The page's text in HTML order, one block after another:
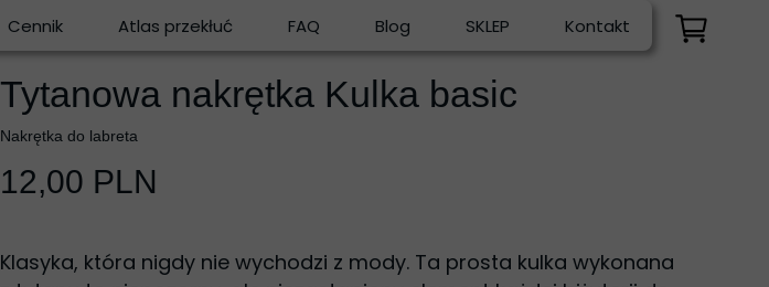
Cennik Atlas przekłuć FAQ Blog SKLEP Kontakt
Nakrętka do labreta
Klasyka, która nigdy nie wychodzi z mody. Ta prosta kulka wykonana
12,00 PLN
Tytanowa nakrętka Kulka basic